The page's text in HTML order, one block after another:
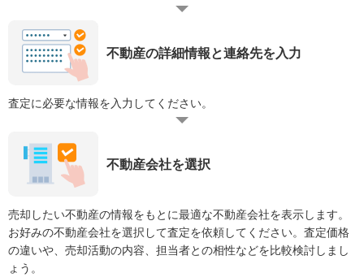
不動産の詳細情報と連絡先を入力
査定に必要な情報を入力してください。
不動産会社を選択
売却したい不動産の情報をもとに最適な不動産会社を表示します。
お好みの不動産会社を選択して査定を依頼してください。査定価格
の違いや、売却活動の内容、担当者との相性などを比較検討しまし
ょう。